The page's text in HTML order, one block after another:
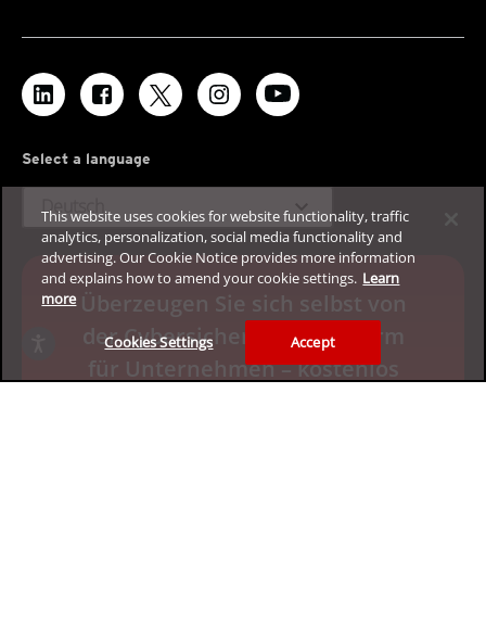
Select a language
Deutsch expand_more
Überzeugen Sie sich selbst von
der Cybersicherheitsplattform
für Unternehmen – kostenlos
This website uses cookies for website functionality, traffic
analytics, personalization, social media functionality and
advertising. Our Cookie Notice provides more information
and explains how to amend your cookie settings. Learn
more
Cookies Settings Accept